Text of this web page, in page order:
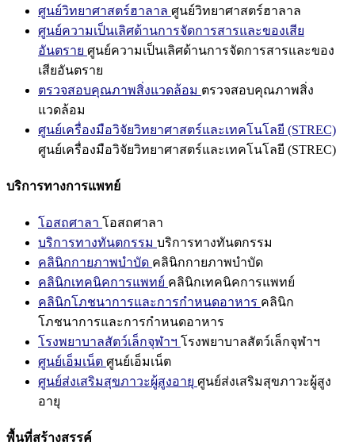
ศูนย์วิทยาศาสตร์ฮาลาล ศูนย์วิทยาศาสตร์ฮาลาล
ศูนย์ความเป็นเลิศด้านการจัดการสารและของเสีย
อันตราย ศูนย์ความเป็นเลิศด้านการจัดการสารและของ
เสียอันตราย
ตรวจสอบคุณภาพสิ่งแวดล้อม ตรวจสอบคุณภาพสิ่ง
แวดล้อม
ศูนย์เครื่องมือวิจัยวิทยาศาสตร์และเทคโนโลยี (STREC)
ศูนย์เครื่องมือวิจัยวิทยาศาสตร์และเทคโนโลยี (STREC)
บริการทางการแพทย์
โอสถศาลา โอสถศาลา
บริการทางทันตกรรม บริการทางทันตกรรม
คลินิกกายภาพบำบัด คลินิกกายภาพบำบัด
คลินิกเทคนิคการแพทย์ คลินิกเทคนิคการแพทย์
คลินิกโภชนาการและการกำหนดอาหาร คลินิก
โภชนาการและการกำหนดอาหาร
โรงพยาบาลสัตว์เล็กจุฬาฯ โรงพยาบาลสัตว์เล็กจุฬาฯ
ศูนย์เอ็มเน็ต ศูนย์เอ็มเน็ต
ศูนย์ส่งเสริมสุขภาวะผู้สูงอายุ ศูนย์ส่งเสริมสุขภาวะผู้สูง
อายุ
พื้นที่สร้างสรรค์